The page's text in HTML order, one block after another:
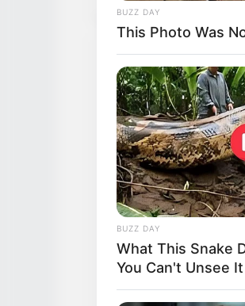
BUZZ DAY
This Photo Was
BUZZ DAY
What This Snake
You Can't Unsee It